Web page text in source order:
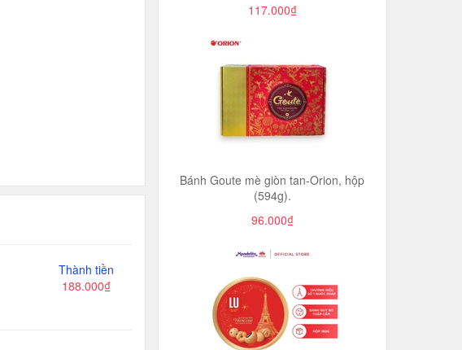
Thành tiền
188.000₫
117.000₫
Bánh Goute mè giòn tan-Orion, hộp
(594g).
96.000₫